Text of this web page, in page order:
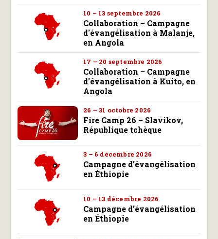
10 – 13 septembre 2026
Collaboration – Campagne
d'évangélisation à Malanje,
en Angola
17 – 20 septembre 2026
Collaboration – Campagne
d'évangélisation à Kuito, en
Angola
26 – 31 octobre 2026
Fire Camp 26 – Slavíkov,
République tchèque
3 – 6 décembre 2026
Campagne d’évangélisation
en Éthiopie
10 – 13 décembre 2026
Campagne d’évangélisation
en Éthiopie